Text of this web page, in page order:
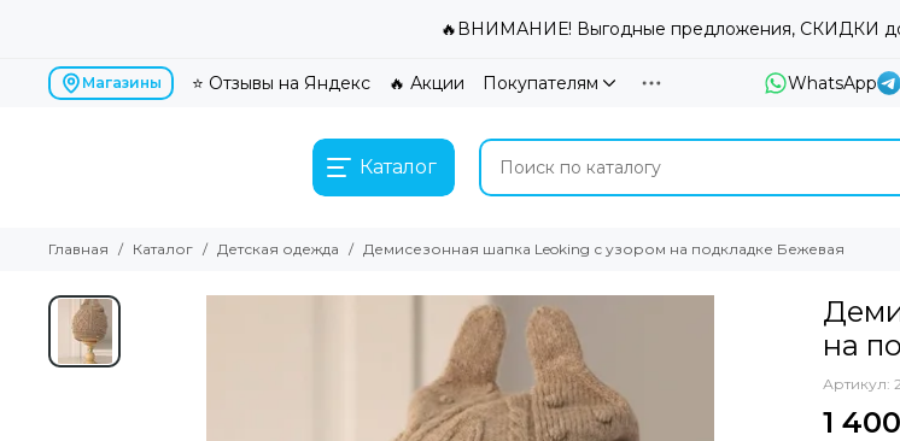
🔥ВНИМАНИЕ! Выгодные предложения, СКИДКИ
Магазины ⭐ Отзывы на Яндекс 🔥 Акции Покупателям WhatsApp
Каталог
Главная Каталог Детская одежда Демисезонная шапка Leoking с узором на подкладке Бежевая
на
Артикул:
1